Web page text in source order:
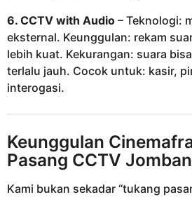
6. CCTV with Audio – Teknologi:
eksternal. Keunggulan: rekam
lebih kuat. Kekurangan: suara
terlalu jauh. Cocok untuk: kasir,
interogasi.
Keunggulan
Pasang CCTV
Kami bukan sekadar “tukang